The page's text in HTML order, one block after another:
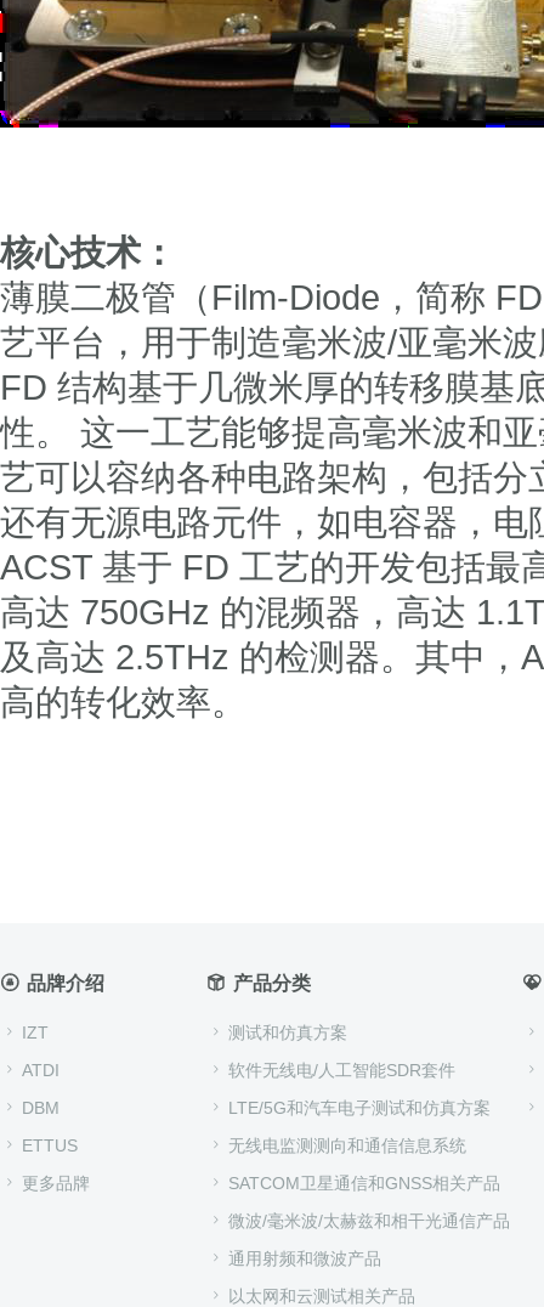
核心技术：
薄膜二极管（Film-Diode，简称
艺平台，用于制造毫米波/亚毫米
FD 结构基于几微米厚的转移膜基
性。 这一工艺能够提高毫米波和
艺可以容纳各种电路架构，包括
还有无源电路元件，如电容器，
ACST 基于 FD 工艺的开发包括最
高达 750GHz 的混频器，高达
及高达 2.5THz 的检测器。其中，
高的转化效率。
品牌介绍
IZT
ATDI
DBM
ETTUS
更多品牌
产品分类
测试和仿真方案
软件无线电/人工智能SDR套件
LTE/5G和汽车电子测试和仿真方案
无线电监测测向和通信信息系统
SATCOM卫星通信和GNSS相关产品
微波/毫米波/太赫兹和相干光通信产品
通用射频和微波产品
以太网和云测试相关产品